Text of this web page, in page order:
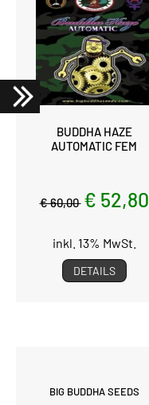
BUDDHA HAZE
AUTOMATIC FEM
€ 60,00 € 52,80
inkl. 13% MwSt.
DETAILS
BIG BUDDHA SEEDS